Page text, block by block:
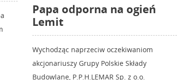
Papa odporna na ogień
Lemit
Wychodząc naprzeciw oczekiwaniom
akcjonariuszy Grupy Polskie Składy
Budowlane, P.P.H.LEMAR Sp. z o.o.